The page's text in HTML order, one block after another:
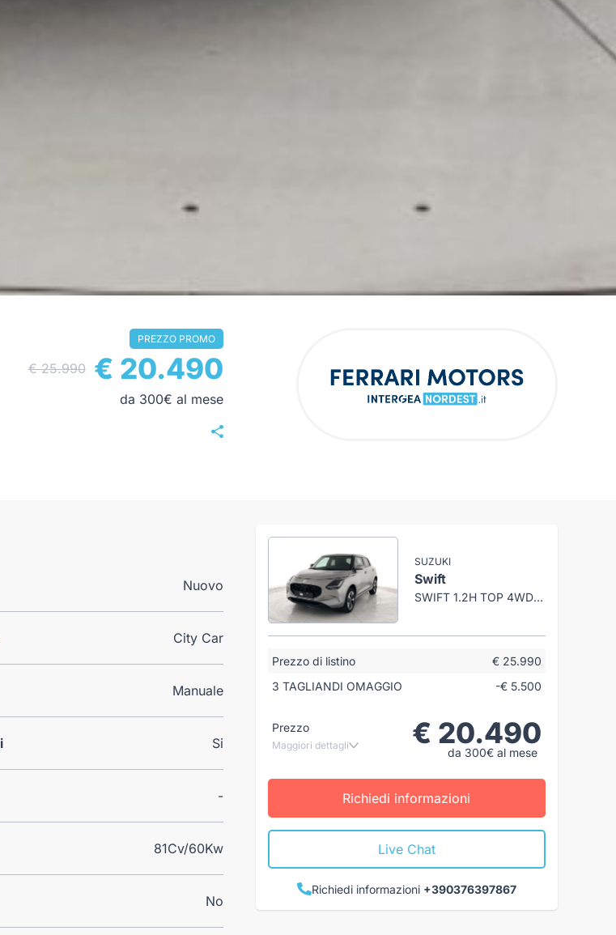
PREZZO PROMO
€ 25.990 € 20.490
da 300€ al mese
Nuovo
City Car
Manuale
Si
-
81Cv/60Kw
No
SUZUKI
Swift
SWIFT 1.2H TOP 4WD ALLGRIP 81CV
Prezzo di listino
€ 25.990
3 TAGLIANDI OMAGGIO
-€ 5.500
Prezzo
Maggiori dettagli € 20.490
da 300€ al mese
Richiedi informazioni
Live Chat
Richiedi informazioni +390376397867